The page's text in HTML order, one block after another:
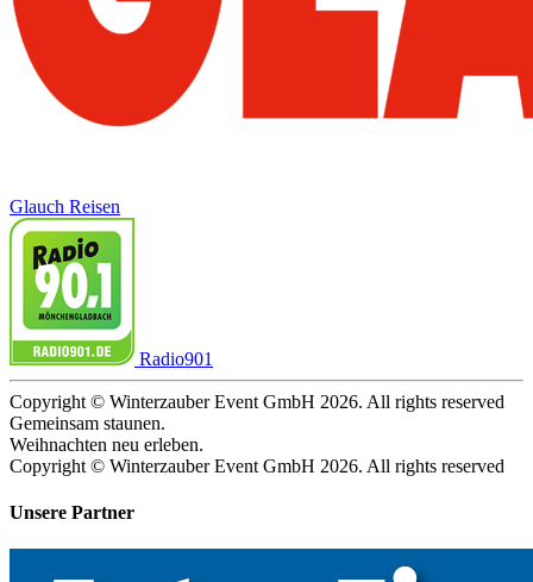
Glauch Reisen
Radio901
Copyright © Winterzauber Event GmbH 2026. All rights reserved
Gemeinsam staunen.
Weihnachten neu erleben.
Copyright © Winterzauber Event GmbH 2026. All rights reserved
Unsere Partner